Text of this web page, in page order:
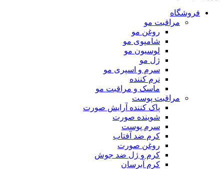
فروشگاه
مراقبت مو
روغن مو
شامپوی مو
لوسیون مو
ژل مو
سرم و اسپری مو
نرم کننده
ماسک و مراقبت مو
مراقبت پوست
پاک کننده آرایش صورت
شوینده صورت
سرم پوست
کرم ضد آفتاب
روغن صورت
کرم و ژل ضد جوش
کرم آبرسان